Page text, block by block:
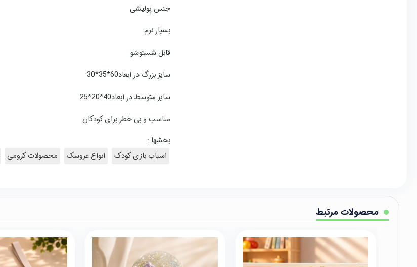
جنس پولیشی
بسیار نرم
قابل شستوشو
سایز بزرگ در ابعاد60*35*30
سایز متوسط در ابعاد40*20*25
مناسب و بی خطر برای کودکان
بخشها :
اسباب بازی کودک
انواع عروسک محصولات کرومی
محصولات مرتبط